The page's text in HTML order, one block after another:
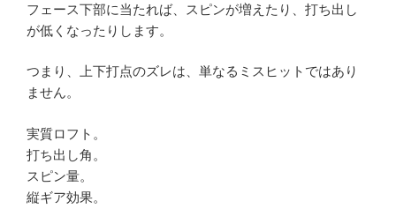
フェース下部に当たれば、スピンが増えたり、打ち出し
が低くなったりします。
つまり、上下打点のズレは、単なるミスヒットではあり
ません。
実質ロフト。
打ち出し角。
スピン量。
縦ギア効果。